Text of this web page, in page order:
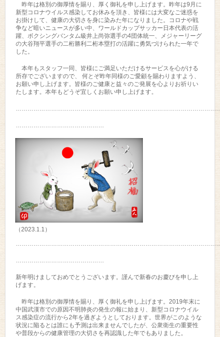
昨年は格別の御厚情を賜り、厚く御礼を申し上げます。昨年は9月に
新型コロナウイルス感染してお休みを頂き、皆様には大変なご迷惑を
お掛けして、健康の大切さを身に染みた年になりました。コロナや戦
争など暗いニュースが多い中、ワールドカップサッカー日本代表の活
躍、ボクシングバンタム級井上尚弥選手の4団体統一、メジャーリーグ
の大谷翔平選手の二桁勝利二桁本塁打の活躍に勇気づけられた一年で
した。
本年もスタッフ一同、皆様にご満足いただけるサービスを心がける
所存でございますので、 何とぞ昨年同様のご愛顧を賜わりますよう、
お願い申し上げます。皆様のご健康と益々のご発展を心よりお祈りい
たします。本年もどうぞ宜しくお願い申し上げます。
………………………………………
（2023.1.1）
新年明けましておめでとうございます。謹んで新春のお慶びを申し上
げます。
昨年は格別の御厚情を賜り、厚く御礼を申し上げます。2019年末に
中国武漢市での原因不明肺炎の発生の報に始まり、新型コロナウイル
ス感染症の流行から2年を過ぎようとしております。世界がこのような
状況に陥るとは誰にも予測は出来ませんでしたが、公衆衛生の重要性
や普段からの健康管理の大切さを再認識した年でもありました。